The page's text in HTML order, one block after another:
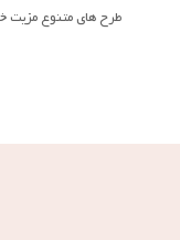
طرح های متنوع مزیت